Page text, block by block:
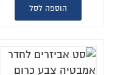
הוספה לסל